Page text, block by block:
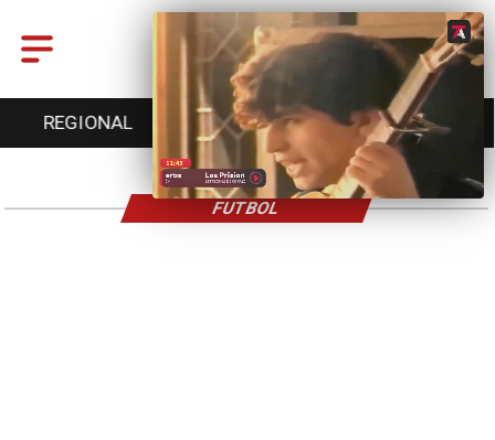
REGIONAL ENTRETENCIÓN DEPORTES
FUTBOL